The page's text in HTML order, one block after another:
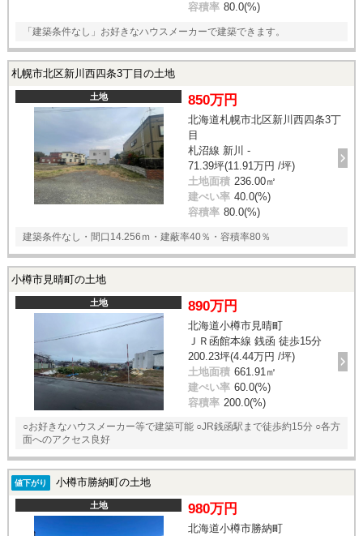
容積率 80.0(%)
「建築条件なし」お好きなハウスメーカーで建築できます。
札幌市北区新川西四条3丁目の土地
土地 850万円
北海道札幌市北区新川西四条3丁
目
札沼線 新川 -
71.39坪(11.91万円 /坪)
土地面積 236.00㎡
建ぺい率 40.0(%)
容積率 80.0(%)
建築条件なし・間口14.256ｍ・建蔽率40％・容積率80％
小樽市見晴町の土地
土地 890万円
北海道小樽市見晴町
ＪＲ函館本線 銭函 徒歩15分
200.23坪(4.44万円 /坪)
土地面積 661.91㎡
建ぺい率 60.0(%)
容積率 200.0(%)
○お好きなハウスメーカー等で建築可能 ○JR銭函駅まで徒歩約15分 ○各方
面へのアクセス良好
値下がり 小樽市勝納町の土地
土地 980万円
北海道小樽市勝納町